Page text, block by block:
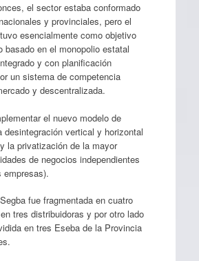
el sector estaba conformado
y provinciales, pero el
esencialmente como objetivo
basado en el monopolio estatal
y con planificación
un sistema de competencia
y descentralizada.
el nuevo modelo de
desintegración vertical y horizontal
la privatización de la mayor
de negocios independientes
empresas).
fue fragmentada en cuatro
tres distribuidoras y por otro lado
en tres Eseba de la Provincia